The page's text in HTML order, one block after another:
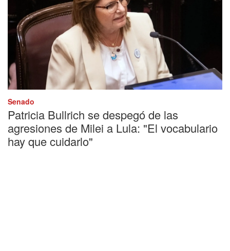
Senado
Patricia Bullrich se despegó de las
agresiones de Milei a Lula: "El vocabulario
hay que cuidarlo"